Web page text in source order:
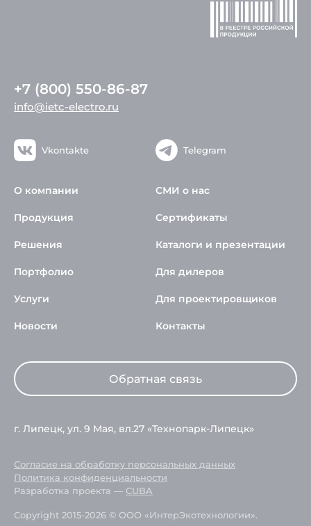
+7 (800) 550-86-87
info@ietc-electro.ru
Vkontakte Telegram
О компании
Продукция
Решения
Портфолио
Услуги
Новости
СМИ о нас
Сертификаты
Каталоги и презентации
Для дилеров
Для проектировщиков
Контакты
Обратная связь
г. Липецк, ул. 9 Мая, вл.27 «Технопарк-Липецк»
Согласие на обработку персональных данных
Политика конфиденциальности
Разработка проекта — CUBA
Copyright 2015-2026 © ООО «ИнтерЭкотехнологии».